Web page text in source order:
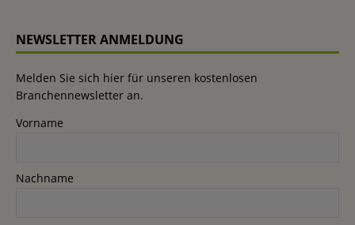
NEWSLETTER ANMELDUNG
Melden Sie sich hier für unseren kostenlosen
Branchennewsletter an.
Vorname
Nachname